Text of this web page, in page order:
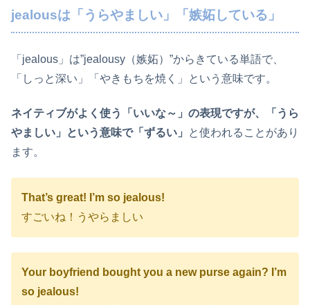
jealousは「うらやましい」「嫉妬している」
「jealous」は”jealousy（嫉妬）”からきている単語で、
「しっと深い」「やきもちを焼く」という意味です。
ネイティブがよく使う「いいな～」の表現ですが、「うら
やましい」という意味で「ずるい」
と使われることがあり
ます。
That’s great! I’m so jealous!
すごいね！うやらましい
Your boyfriend bought you a new purse again? I’m
so jealous!